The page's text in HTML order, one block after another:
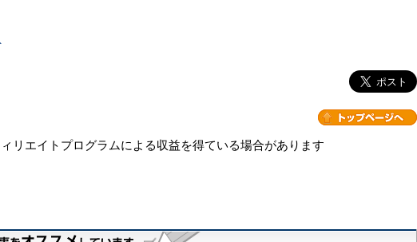
リエイトプログラムによる収益を得ている場合があります